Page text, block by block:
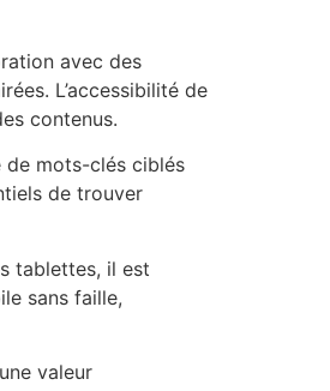
avec des
L’accessibilité de
contenus.
de mots-clés ciblés
de trouver
tablettes, il est
sans faille,
valeur